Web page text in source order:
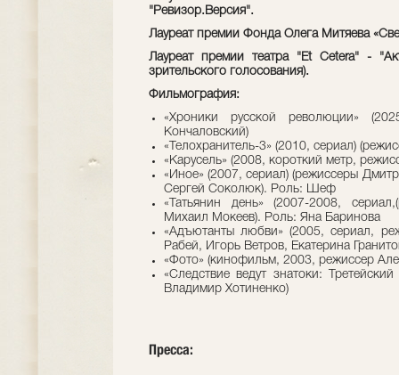
"Ревизор.Версия".
Лауреат премии Фонда Олега Митяева
Лауреат премии театра "Et Cetera" -
зрительского голосования).
Фильмография:
«Хроники русской революции»
Кончаловский)
«Телохранитель-3» (2010, сериал)
«Карусель» (2008, короткий метр,
«Иное» (2007, сериал) (режиссеры
Сергей Соколюк). Роль: Шеф
«Татьянин день» (2007-2008,
Михаил Мокеев). Роль: Яна Баринова
«Адъютанты любви» (2005, сериал,
Рабей, Игорь Ветров, Екатерина
«Фото» (кинофильм, 2003, режиссер
«Следствие ведут знатоки:
Владимир Хотиненко)
Пресса: